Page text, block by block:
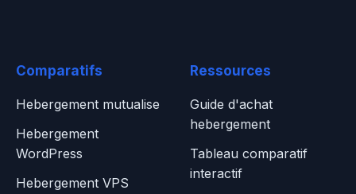
Comparatifs
Hebergement mutualise
Hebergement
WordPress
Hebergement VPS
Ressources
Guide d'achat
hebergement
Tableau comparatif
interactif